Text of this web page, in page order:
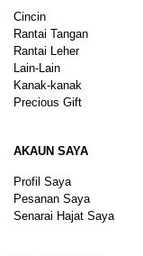
Cincin
Rantai Tangan
Rantai Leher
Lain-Lain
Kanak-kanak
Precious Gift
AKAUN SAYA
Profil Saya
Pesanan Saya
Senarai Hajat Saya